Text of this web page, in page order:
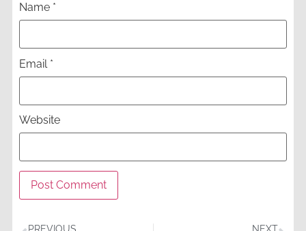
Name *
Email *
Website
PREVIOUS NEXT